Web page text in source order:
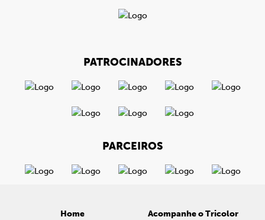
PATROCINADORES
PARCEIROS
Home
Acompanhe o Tricolor